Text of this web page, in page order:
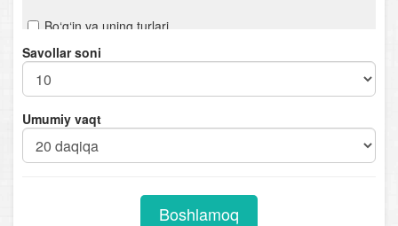
Bo‘g‘in va uning turlari
Urg‘u
Mustaqil so‘z turkumlari
Savollar soni
Umumiy vaqt
Boshlamoq